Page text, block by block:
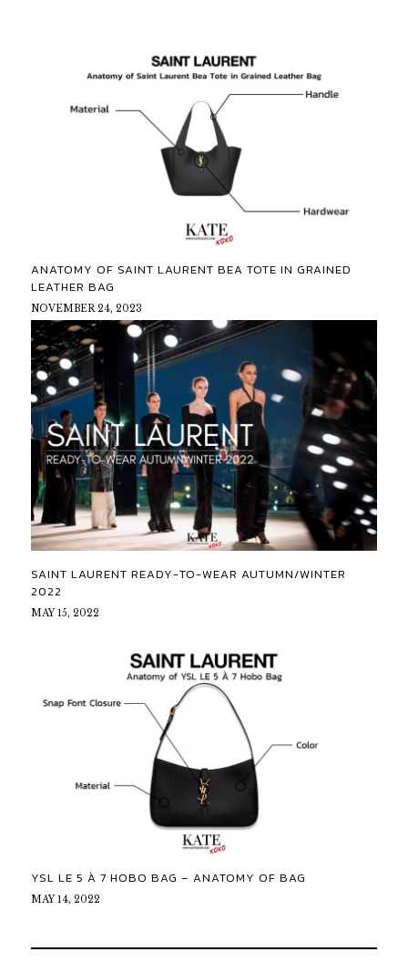
ANATOMY OF SAINT LAURENT BEA TOTE IN GRAINED
LEATHER BAG
NOVEMBER 24, 2023
SAINT LAURENT READY-TO-WEAR AUTUMN/WINTER
2022
MAY 15, 2022
YSL LE 5 À 7 HOBO BAG – ANATOMY OF BAG
MAY 14, 2022